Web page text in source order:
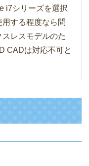
i7シリーズを選択
する程度なら問
レスモデルのた
CADは対応不可と